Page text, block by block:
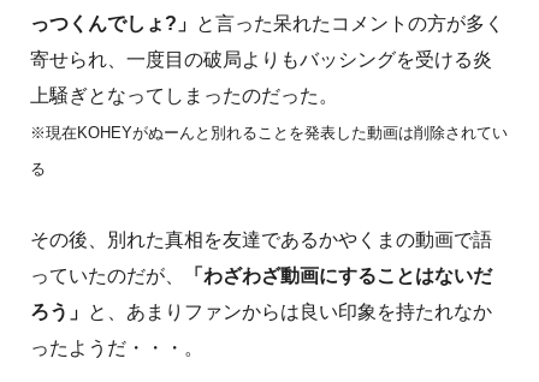
っつくんでしょ?」 と言った呆れたコメントの方が多く
寄せられ、一度目の破局よりもバッシングを受ける炎
上騒ぎとなってしまったのだった。
※現在KOHEYがぬーんと別れることを発表した動画は削除されてい
る
その後、別れた真相を友達であるかやくまの動画で語
っていたのだが、
「わざわざ動画にすることはないだ
ろう」 と、あまりファンからは良い印象を持たれなか
ったようだ・・・。